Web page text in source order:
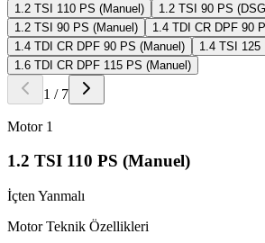
1.2 TSI 110 PS (Manuel)
1.2 TSI 90 PS
1.2 TSI 90 PS (Manuel)
1.4 TDI CR DPF 90
1.4 TDI CR DPF 90 PS (Manuel)
1.4 TSI 125
1.6 TDI CR DPF 115 PS (Manuel)
1 / 7
Motor 1
1.2 TSI 110 PS (Manuel)
İçten Yanmalı
Motor Teknik Özellikleri